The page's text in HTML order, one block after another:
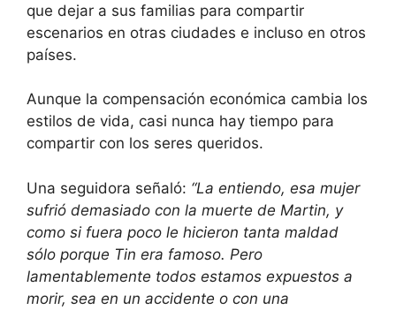
que dejar a sus familias para compartir
escenarios en otras ciudades e incluso en otros
países.
Aunque la compensación económica cambia los
estilos de vida, casi nunca hay tiempo para
compartir con los seres queridos.
Una seguidora señaló: “La entiendo, esa mujer
sufrió demasiado con la muerte de Martin, y
como si fuera poco le hicieron tanta maldad
sólo porque Tin era famoso. Pero
lamentablemente todos estamos expuestos a
morir, sea en un accidente o con una